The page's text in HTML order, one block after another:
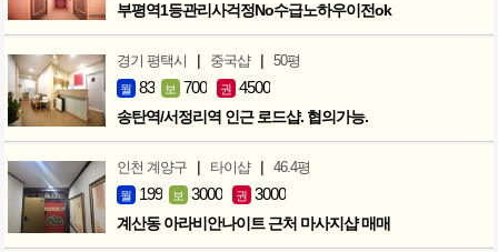
부평역1등관리사걱정No수급노하우이전ok
경기 평택시 | 중국샵 | 50평
월 83 보 700 권 4500
송탄역/서정리역 인근 로드샵. 협의가능.
인천 계양구 | 타이샵 | 46.4평
월 199 보 3000 권 3000
계산동 아라비안나이트 근처 마사지샵 매매